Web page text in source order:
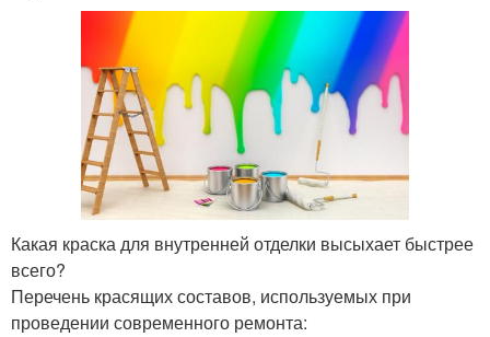
Какая краска для внутренней отделки высыхает быстрее
всего?
Перечень красящих составов, используемых при
проведении современного ремонта: